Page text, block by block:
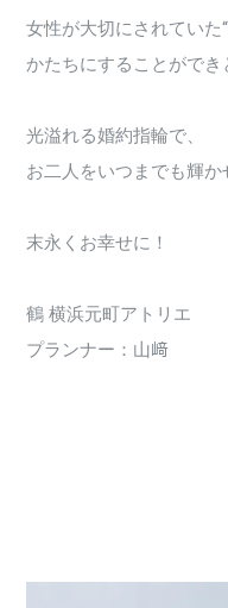
女性が大切にされていた
かたちにすることができ
光溢れる婚約指輪で、
お二人をいつまでも輝か
末永くお幸せに！
鶴 横浜元町アトリエ
プランナー：山﨑